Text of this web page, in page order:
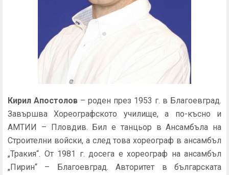
Кирил Апостолов – роден през 1953 г. в Благоевград.
Завършва Хореографското училище, а по-късно и
АМТИИ – Пловдив. Бил е танцьор в Ансамбъла на
Строителни войски, а след това хореограф в ансамбъл
„Тракия“. От 1981 г. досега е хореограф на ансамбъл
„Пирин“ – Благоевград. Авторитет в българската